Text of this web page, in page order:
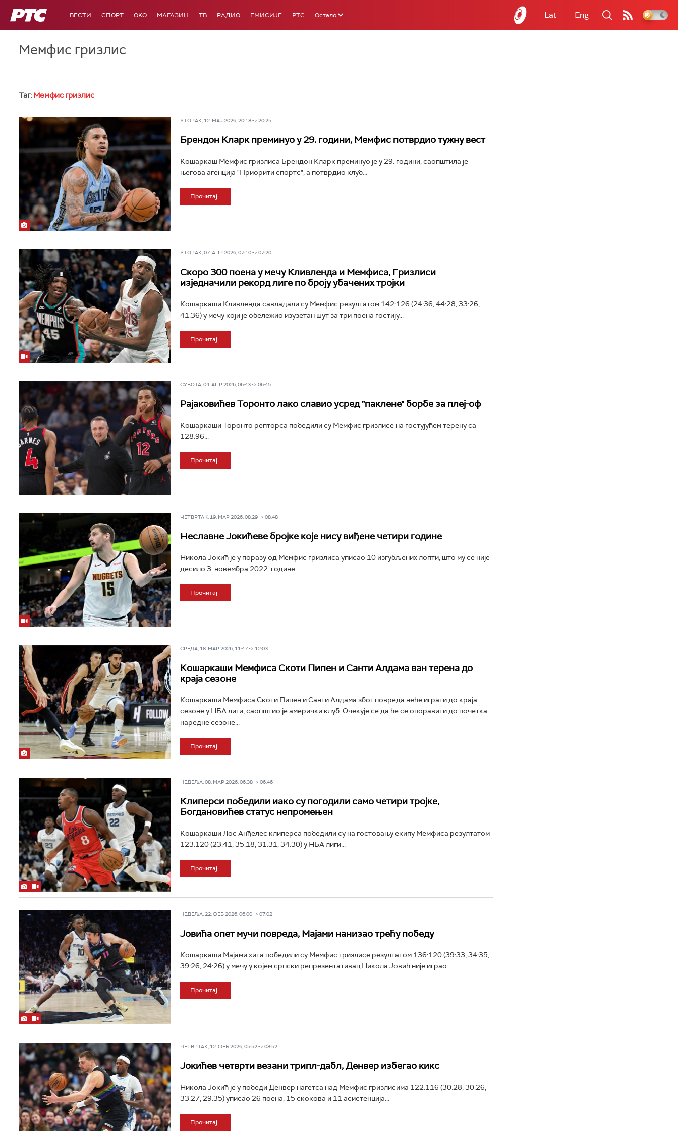
РТС ВЕСТИ СПОРТ OKO МАГАЗИН ТВ РАДИО ЕМИСИЈЕ РТС Остало Lat Eng
Мемфис гризлис
Таг: Мемфис гризлис
УТОРАК, 12. МАЈ 2026, 20:18 -> 20:25
Брендон Кларк преминуо у 29. години, Мемфис потврдио тужну вест
Кошаркаш Мемфис гризлиса Брендон Кларк преминуо је у 29. години, саопштила је
његова агенција "Приорити спортс", а потврдио клуб...
Прочитај
УТОРАК, 07. АПР 2026, 07:10 -> 07:20
Скоро 300 поена у мечу Кливленда и Мемфиса, Гризлиси
изједначили рекорд лиге по броју убачених тројки
Кошаркаши Кливленда савладали су Мемфис резултатом 142:126 (24:36, 44:28, 33:26,
41:36) у мечу који је обележио изузетан шут за три поена гостију...
Прочитај
СУБОТА, 04. АПР 2026, 06:43 -> 06:45
Рајаковићев Торонто лако славио усред "паклене" борбе за плеј-оф
Кошаркаши Торонто репторса победили су Мемфис гризлисе на гостујућем терену са
128:96...
Прочитај
ЧЕТВРТАК, 19. МАР 2026, 08:29 -> 08:48
Неславне Јокићеве бројке које нису виђене четири године
Никола Јокић је у поразу од Мемфис гризлиса уписао 10 изгубљених лопти, што му се није
десило 3. новембра 2022. године...
Прочитај
СРЕДА, 18. МАР 2026, 11:47 -> 12:03
Кошаркаши Мемфиса Скоти Пипен и Санти Алдама ван терена до
краја сезоне
Кошаркаши Мемфиса Скоти Пипен и Санти Алдама због повреда неће играти до краја
сезоне у НБА лиги, саопштио је амерички клуб. Очекује се да ће се опоравити до почетка
наредне сезоне...
Прочитај
НЕДЕЉА, 08. МАР 2026, 06:38 -> 06:46
Клиперси победили иако су погодили само четири тројке,
Богдановићев статус непромењен
Кошаркаши Лос Анђелес клиперса победили су на гостовању екипу Мемфиса резултатом
123:120 (23:41, 35:18, 31:31, 34:30) у НБА лиги...
Прочитај
НЕДЕЉА, 22. ФЕБ 2026, 06:00 -> 07:02
Јовића опет мучи повреда, Мајами нанизао трећу победу
Кошаркаши Мајами хита победили су Мемфис гризлисе резултатом 136:120 (39:33, 34:35,
39:26, 24:26) у мечу у којем српски репрезентативац Никола Јовић није играо...
Прочитај
ЧЕТВРТАК, 12. ФЕБ 2026, 05:52 -> 08:52
Јокићев четврти везани трипл-дабл, Денвер избегао кикс
Никола Јокић је у победи Денвер нагетса над Мемфис гризлисима 122:116 (30:28, 30:26,
33:27, 29:35) уписао 26 поена, 15 скокова и 11 асистенција...
Прочитај